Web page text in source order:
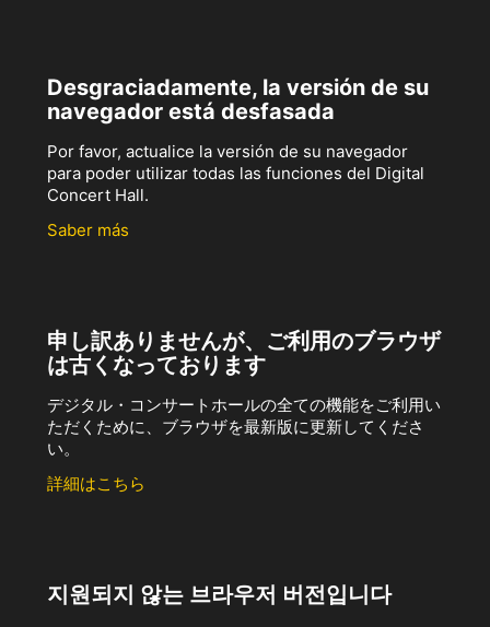
Desgraciadamente, la versión de su
navegador está desfasada
Por favor, actualice la versión de su navegador
para poder utilizar todas las funciones del Digital
Concert Hall.
Saber más
申し訳ありませんが、ご利用のブラウザ
は古くなっております
デジタル・コンサートホールの全ての機能をご利用い
ただくために、ブラウザを最新版に更新してくださ
い。
詳細はこちら
지원되지 않는 브라우저 버전입니다